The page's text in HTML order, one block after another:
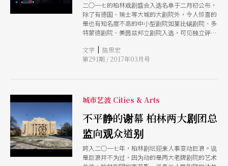
二○一七的柏林戏剧盛会入选名单于二月初公布，
除了有德国、瑞士等大城的大剧院外，令人惊喜的
是也有知名度不高的中小型剧院如莱比锡剧院、多
特蒙德剧院、美茵兹邦立剧院入选，可见独立评审
新进导演，每一出都饱含文学文本、政治指涉，疯
癫的德式剧场舞台上，用力针贬现世。
文字 | 陈思宏
第291期 / 2017年03月号
城市艺波 Cities & Arts
不平静的谢幕 柏林两大剧团总
监向观众道别
跨入二○一七年，柏林剧坛迎来人事变动巨浪。说
是巨浪并不为过，因为动的是两大老牌剧院的艺术